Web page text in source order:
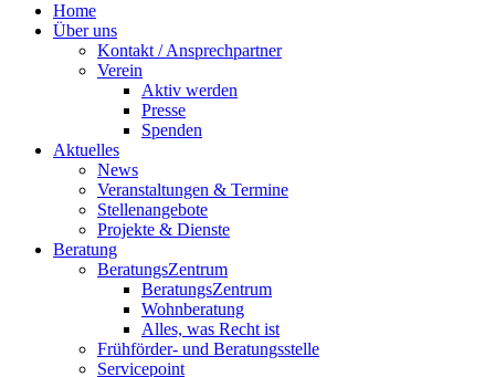
Home
Über uns
Kontakt / Ansprechpartner
Verein
Aktiv werden
Presse
Spenden
Aktuelles
News
Veranstaltungen & Termine
Stellenangebote
Projekte & Dienste
Beratung
BeratungsZentrum
BeratungsZentrum
Wohnberatung
Alles, was Recht ist
Frühförder- und Beratungsstelle
Servicepoint